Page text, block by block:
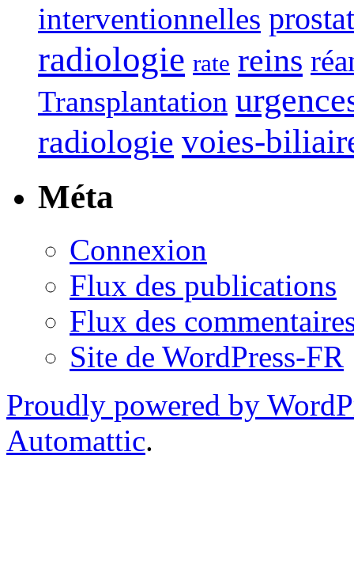
interventionnelles
radiologie rate reins
Transplantation
radiologie voies-
Méta
Connexion
Flux des publications
Flux des
Site de WordPress-FR
Proudly powered by
Automattic.